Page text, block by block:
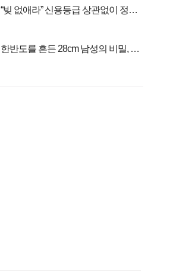
“빚 없애라” 신용등급 상관없이 정부
한반도를 흔든 28cm 남성의 비밀, 매